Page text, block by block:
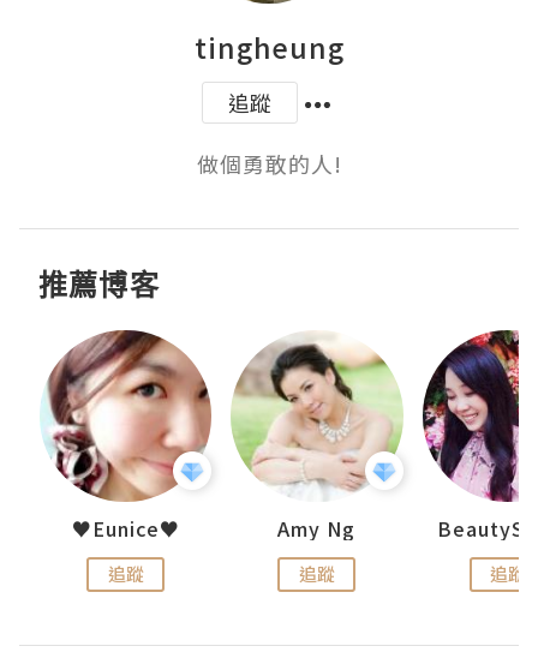
tingheung
追蹤
做個勇敢的人!
推薦博客
♥Eunice♥
追蹤
Amy Ng
追蹤 追蹤